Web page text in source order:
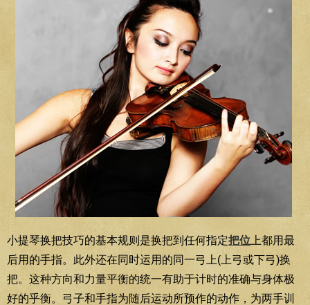
小提琴换把技巧的基本规则是换把到任何指定把位 上都用最
后用的手指。此外还在同时运用的同一弓上(上弓或下弓)换
把。这种方向和力量平衡的统一有助于计时的准确与身体极
好的乎衡。弓子和手指为随后运动所预作的动作，为两手训